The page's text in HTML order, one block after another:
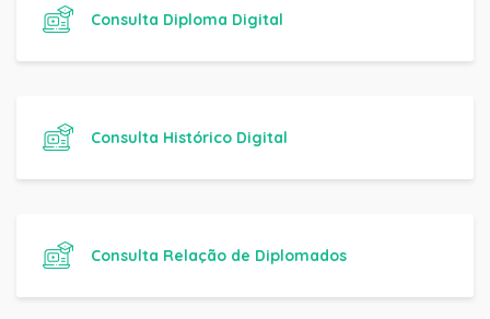
Consulta Diploma Digital
Consulta Histórico Digital
Consulta Relação de Diplomados